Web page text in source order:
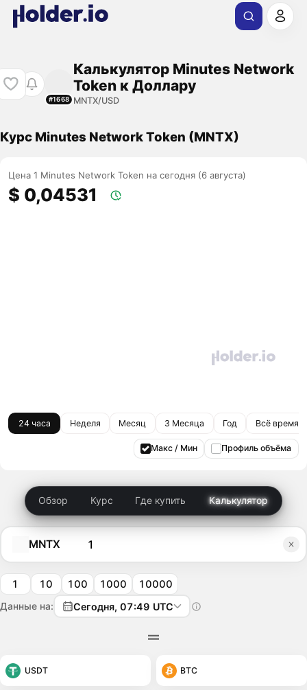
#1668
Калькулятор Minutes Network
Token к Доллару
MNTX/USD
Курс Minutes Network Token (MNTX)
Цена 1 Minutes Network Token на сегодня (6 августа)
$ 0,04531
24 часа Неделя Месяц 3 Месяца Год Всё время
Макс / Мин Профиль объёма
Обзор Курс Где купить Калькулятор
MNTX
1 10 100 1000 10000
Данные на: Сегодня, 07:49 UTC
USDT BTC